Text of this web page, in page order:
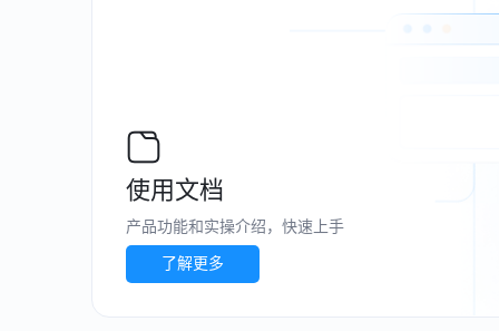
使用文档
产品功能和实操介绍，快速上手
了解更多